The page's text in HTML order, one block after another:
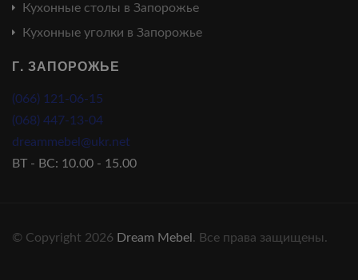
Кухонные столы в Запорожье
Кухонные уголки в Запорожье
Г. ЗАПОРОЖЬЕ
(066) 121-06-15
(068) 447-13-04
dreammebel@ukr.net
ВТ - ВС: 10.00 - 15.00
© Copyright 2026 Dream Mebel. Все права защищены.